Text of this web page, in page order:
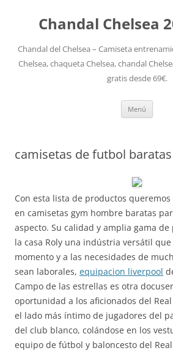
Chandal Chelsea
Chandal del Chelsea – Camiseta
Chelsea, chaqueta Chelsea, chandal
gratis desde 69€.
Menú
camisetas de futbol
Con esta lista de productos
en camisetas gym hombre baratas
aspecto. Su calidad y amplia gama
la casa Roly una indústria versátil
momento y a las necesidades de
sean laborales, equipacion liverpool
Campo de las estrellas es otra
oportunidad a los aficionados del
el lado más íntimo de jugadores del
del club blanco, colándose en los
equipo de fútbol y baloncesto del